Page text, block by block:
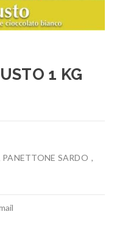
1 KG
PANETTONE SARDO ,